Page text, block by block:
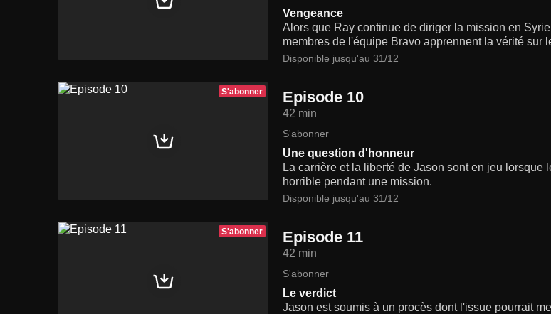
Vengeance
Alors que Ray continue de diriger la mission en
membres de l'équipe Bravo apprennent la vérité sur
Disponible jusqu'au 31/12
S'abonner Episode 10
42 min
S'abonner
Une question d'honneur
La carrière et la liberté de Jason sont en jeu
horrible pendant une mission.
Disponible jusqu'au 31/12
S'abonner Episode 11
42 min
S'abonner
Le verdict
Jason est soumis à un procès dont l'issue pourrait